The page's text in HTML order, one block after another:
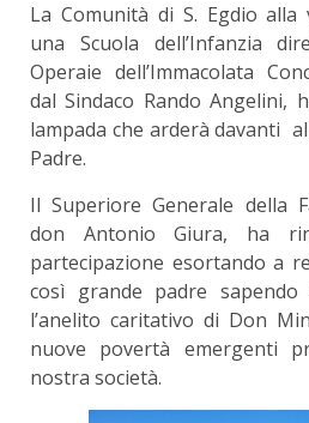
La Comunità di S. Egdio
una Scuola dell’Infanzia
Operaie dell’Immacolata
dal Sindaco Rando Angelini,
lampada che arderà davanti
Padre.
Il Superiore Generale della
don Antonio Giura, ha
partecipazione esortando a
così grande padre sapendo
l’anelito caritativo di Don
nuove povertà emergenti
nostra società.